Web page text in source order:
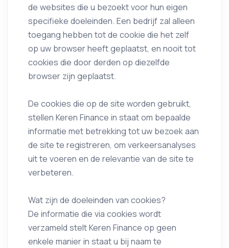
de websites die u bezoekt voor hun eigen
specifieke doeleinden. Een bedrijf zal alleen
toegang hebben tot de cookie die het zelf
op uw browser heeft geplaatst, en nooit tot
cookies die door derden op diezelfde
browser zijn geplaatst.
De cookies die op de site worden gebruikt,
stellen Keren Finance in staat om bepaalde
informatie met betrekking tot uw bezoek aan
de site te registreren, om verkeersanalyses
uit te voeren en de relevantie van de site te
verbeteren.
Wat zijn de doeleinden van cookies?
De informatie die via cookies wordt
verzameld stelt Keren Finance op geen
enkele manier in staat u bij naam te